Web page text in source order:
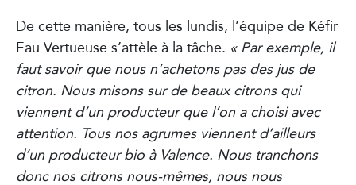
De cette manière, tous les lundis, l’équipe de Kéfir
Eau Vertueuse s’attèle à la tâche. « Par exemple, il
faut savoir que nous n’achetons pas des jus de
citron. Nous misons sur de beaux citrons qui
viennent d’un producteur que l’on a choisi avec
attention. Tous nos agrumes viennent d’ailleurs
d’un producteur bio à Valence. Nous tranchons
donc nos citrons nous-mêmes, nous nous